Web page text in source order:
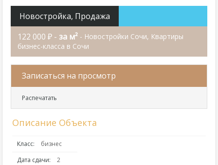
Новостройка, Продажа
122 000 ₽ - за м² - Новостройки Сочи, Квартиры
бизнес-класса в Сочи
Записаться на просмотр
Распечатать
Описание Объекта
Класс:
бизнес
Дата сдачи:
2